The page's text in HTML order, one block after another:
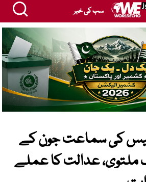
سب کی خبر
کیس کی سماعت جون کے
عدالت کا عملے